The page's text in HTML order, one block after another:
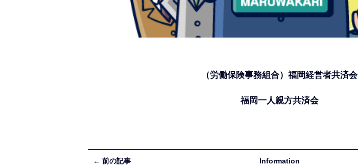
（労働保険事務組合）福岡経営者共済会
福岡一人親方共済会
← 前の記事 Information